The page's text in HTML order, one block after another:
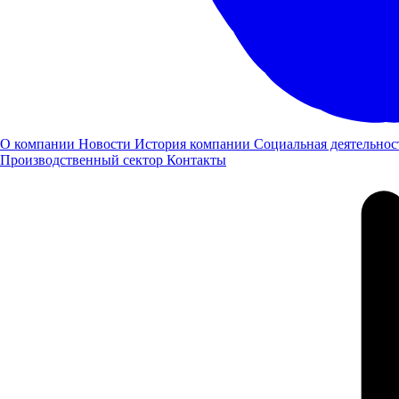
О компании Новости История компании Социальная
Производственный сектор Контакты